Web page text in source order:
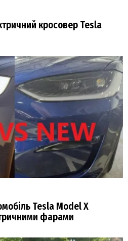
кросовер Tesla
Tesla Model X
фарами